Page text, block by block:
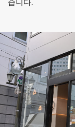
습니다.